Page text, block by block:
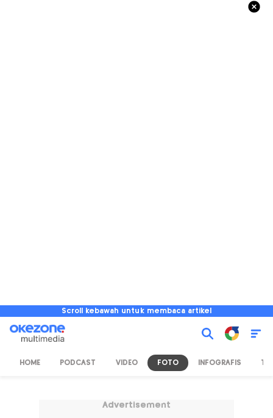
Scroll kebawah untuk membaca artikel
HOME PODCAST VIDEO FOTO INFOGRAFIS TV
Advertisement